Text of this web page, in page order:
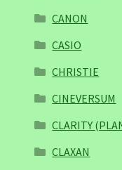
CANON
CASIO
CHRISTIE
CINEVERSUM
CLARITY
CLAXAN